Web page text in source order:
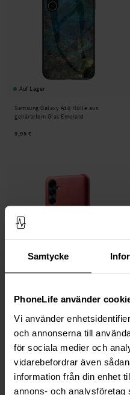
Samtycke
PhoneLife använder
Vi använder
och annonserna till
för sociala medier och
vidarebefordrar även
information från din enhet
annons- och analysföretag
Auf Lager
Samsung Galaxy A16 Hülle aus
gehärtetem Glas Emerald
9,95 €
Galaxy A16 Rot
13,95 €